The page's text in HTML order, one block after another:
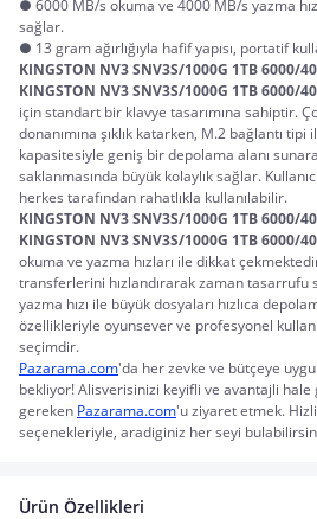
● 6000 MB/s okuma ve 4000 MB/s yazma
sağlar.
● 13 gram ağırlığıyla hafif yapısı, portatif
KINGSTON NV3 SNV3S/1000G 1TB 6000/
KINGSTON NV3 SNV3S/1000G 1TB 6000/
için standart bir klavye tasarımına sahiptir.
donanımına şıklık katarken, M.2 bağlantı tipi
kapasitesiyle geniş bir depolama alanı
saklanmasında büyük kolaylık sağlar.
herkes tarafından rahatlıkla kullanılabilir.
KINGSTON NV3 SNV3S/1000G 1TB 6000/
KINGSTON NV3 SNV3S/1000G 1TB 6000/
okuma ve yazma hızları ile dikkat
transferlerini hızlandırarak zaman tasarrufu
yazma hızı ile büyük dosyaları hızlıca
özellikleriyle oyunsever ve profesyonel
seçimdir.
Pazarama.com'da her zevke ve bütçeye
bekliyor! Alisverisinizi keyifli ve avantajli
gereken Pazarama.com'u ziyaret etmek.
seçenekleriyle, aradiginiz her seyi
Ürün Özellikleri